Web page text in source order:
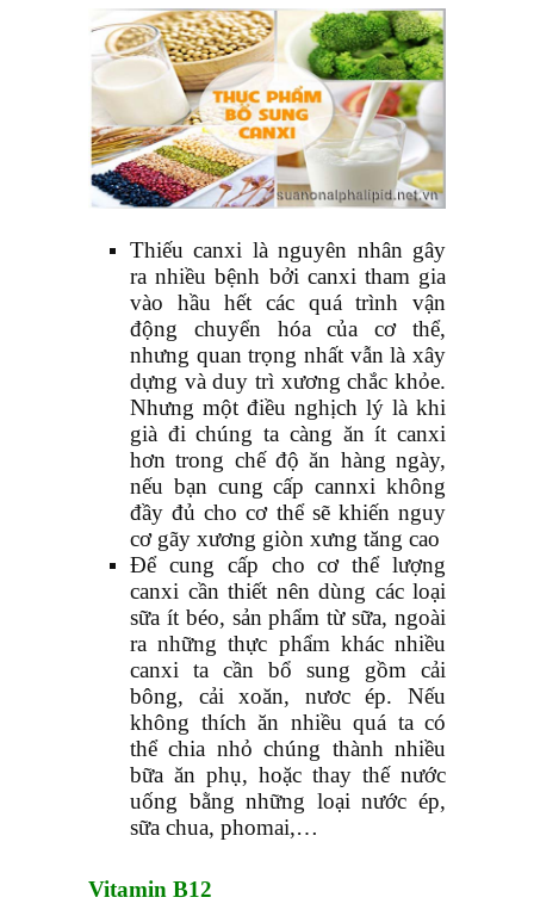
Thiếu canxi là nguyên nhân gây
ra nhiều bệnh bởi canxi tham gia
vào hầu hết các quá trình vận
động chuyển hóa của cơ thể,
nhưng quan trọng nhất vẫn là xây
dựng và duy trì xương chắc khỏe.
Nhưng một điều nghịch lý là khi
già đi chúng ta càng ăn ít canxi
hơn trong chế độ ăn hàng ngày,
nếu bạn cung cấp cannxi không
đầy đủ cho cơ thể sẽ khiến nguy
cơ gãy xương giòn xưng tăng cao
Để cung cấp cho cơ thể lượng
canxi cần thiết nên dùng các loại
sữa ít béo, sản phẩm từ sữa, ngoài
ra những thực phẩm khác nhiều
canxi ta cần bổ sung gồm cải
bông, cải xoăn, nươc ép. Nếu
không thích ăn nhiều quá ta có
thể chia nhỏ chúng thành nhiều
bữa ăn phụ, hoặc thay thế nước
uống bằng những loại nước ép,
sữa chua, phomai,…
Vitamin B12